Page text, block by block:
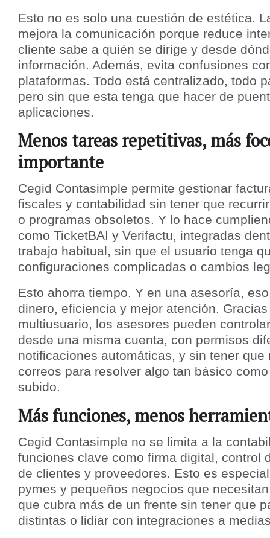
Esto no es solo una cuestión de estética.
mejora la comunicación porque reduce
cliente sabe a quién se dirige y desde
información. Además, evita confusiones
plataformas. Todo está centralizado, todo
pero sin que esta tenga que hacer de
aplicaciones.
Menos tareas repetitivas, más
importante
Cegid Contasimple permite gestionar
fiscales y contabilidad sin tener que
o programas obsoletos. Y lo hace
como TicketBAI y Verifactu, integradas
trabajo habitual, sin que el usuario tenga
configuraciones complicadas o cambios
Esto ahorra tiempo. Y en una asesoría,
dinero, eficiencia y mejor atención.
multiusuario, los asesores pueden
desde una misma cuenta, con permisos
notificaciones automáticas, y sin tener que
correos para resolver algo tan básico
subido.
Más funciones, menos
Cegid Contasimple no se limita a la
funciones clave como firma digital, control
de clientes y proveedores. Esto es
pymes y pequeños negocios que
que cubra más de un frente sin tener que
distintas o lidiar con integraciones a